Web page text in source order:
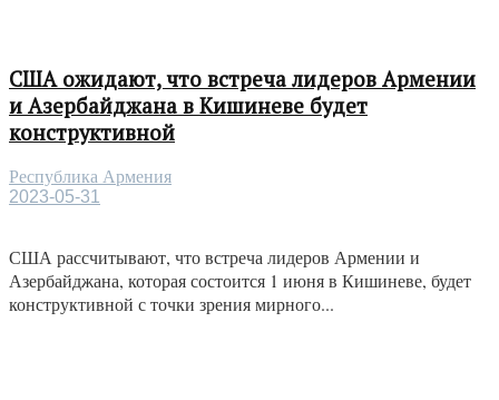
США ожидают, что встреча лидеров Армении
и Азербайджана в Кишиневе будет
конструктивной
Республика Армения
2023-05-31
США рассчитывают, что встреча лидеров Армении и
Азербайджана, которая состоится 1 июня в Кишиневе, будет
конструктивной с точки зрения мирного...